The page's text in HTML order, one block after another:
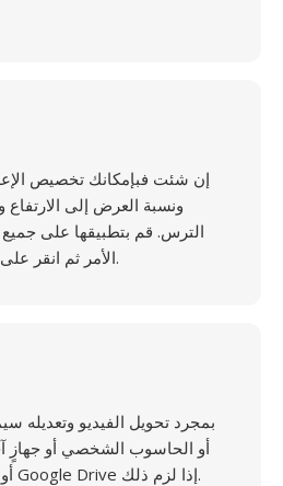
إن شئت فبإمكانك تخصيص
ونسبة العرض إلى الارتفاع
الترس. قم بتطبيقها على جميع
الأمر ثم انقر على زر "تحويل" لمعالجتها.
بمجرد تحويل الفيديو وتعديله
في حساب Dropbox أو Google Drive إذا لزم ذلك.